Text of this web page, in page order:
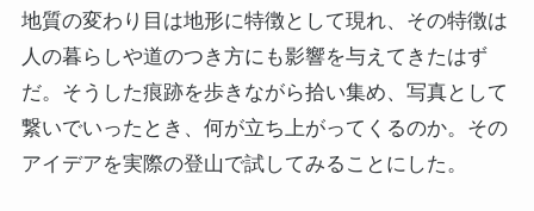
地質の変わり目は地形に特徴として現れ、その特徴は
人の暮らしや道のつき方にも影響を与えてきたはず
だ。そうした痕跡を歩きながら拾い集め、写真として
繋いでいったとき、何が立ち上がってくるのか。その
アイデアを実際の登山で試してみることにした。